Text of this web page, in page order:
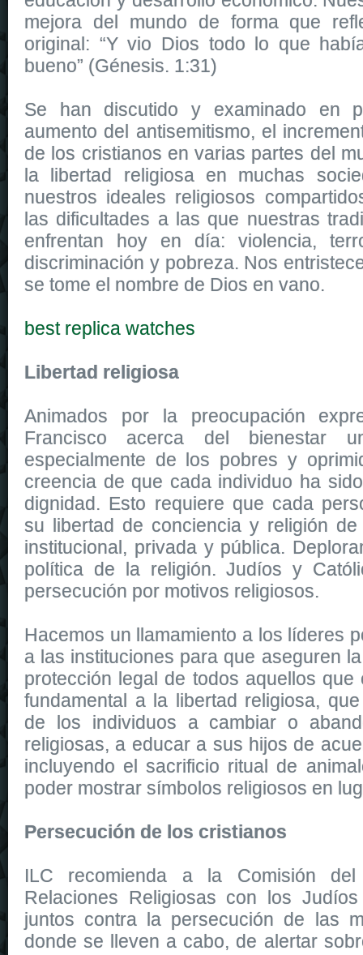
mejora del mundo de forma que
original: “Y vio Dios todo lo que
bueno” (Génesis. 1:31)
Se han discutido y examinado en
aumento del antisemitismo, el
de los cristianos en varias partes del
la libertad religiosa en muchas
nuestros ideales religiosos
las dificultades a las que nuestras
enfrentan hoy en día: violencia,
discriminación y pobreza. Nos
se tome el nombre de Dios en vano.
best replica watches
Libertad religiosa
Animados por la preocupación
Francisco acerca del bienestar
especialmente de los pobres y
creencia de que cada individuo ha
dignidad. Esto requiere que cada
su libertad de conciencia y religión
institucional, privada y pública.
política de la religión. Judíos y
persecución por motivos religiosos.
Hacemos un llamamiento a los líderes
a las instituciones para que aseguren
protección legal de todos aquellos
fundamental a la libertad religiosa,
de los individuos a cambiar o
religiosas, a educar a sus hijos de
incluyendo el sacrificio ritual de
poder mostrar símbolos religiosos en
Persecución de los cristianos
ILC recomienda a la Comisión
Relaciones Religiosas con los
juntos contra la persecución de las
donde se lleven a cabo, de alertar